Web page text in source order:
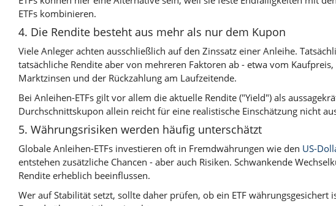
ETFs kombinieren.
4. Die Rendite besteht aus mehr als nur dem Kupon
Viele Anleger achten ausschließlich auf den Zinssatz einer Anleihe.
tatsächliche Rendite aber von mehreren Faktoren ab - etwa vom
Marktzinsen und der Rückzahlung am Laufzeitende.
Bei Anleihen-ETFs gilt vor allem die aktuelle Rendite ("Yield") als
Durchschnittskupon allein reicht für eine realistische Einschätzung nicht
5. Währungsrisiken werden häufig unterschätzt
Globale Anleihen-ETFs investieren oft in Fremdwährungen wie den US-
entstehen zusätzliche Chancen - aber auch Risiken. Schwankende
Rendite erheblich beeinflussen.
Wer auf Stabilität setzt, sollte daher prüfen, ob ein ETF währungsgesichert